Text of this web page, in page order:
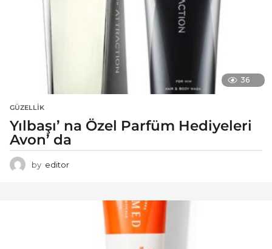
36
GÜZELLIK
Yılbaşı’ na Özel Parfüm Hediyeleri
Avon’ da
by editor